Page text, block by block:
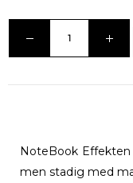
NoteBook Effekten
men stadig med